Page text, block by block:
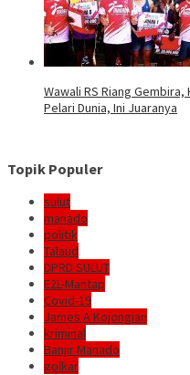
Wawali RS Riang Gembira,
Pelari Dunia, Ini Juaranya
Topik Populer
sulut
manado
politik
Talaud
DPRD SULUT
E2L-Mantap
Covid-19
James A Kojongian
kriminal
Banjir Manado
golkar